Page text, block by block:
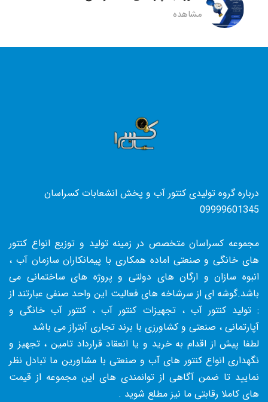
مشاهده
درباره گروه تولیدی کنتور آب و پخش انشعابات کسراسان
09999601345
مجموعه کسراسان متخصص در زمینه تولید و توزیع انواع کنتور
های خانگی و صنعتی اماده همکاری با پیمانکاران سازمان آب ،
انبوه سازان و ارگان های دولتی و پروژه های ساختمانی می
باشد.گوشه ای از سرشاخه های فعالیت این واحد صنفی عبارتند از
: تولید کنتور آب ، تجهیزات کنتور آب ، کنتور آب خانگی و
آپارتمانی ، صنعتی و کشاورزی با برند تجاری آبتراز می باشد
لطفا پیش از اقدام به خرید و یا انعقاد قرارداد تامین ، تجهیز و
نگهداری انواع کنتور های آب و صنعتی با مشاورین ما تبادل نظر
نمایید تا ضمن آگاهی از توانمندی های این مجموعه از قیمت
های کاملا رقابتی ما نیز مطلع شوید .